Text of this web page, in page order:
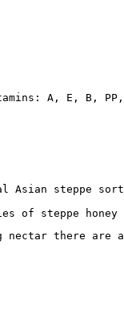
A, E, B,
Asian steppe
of steppe
nectar there are